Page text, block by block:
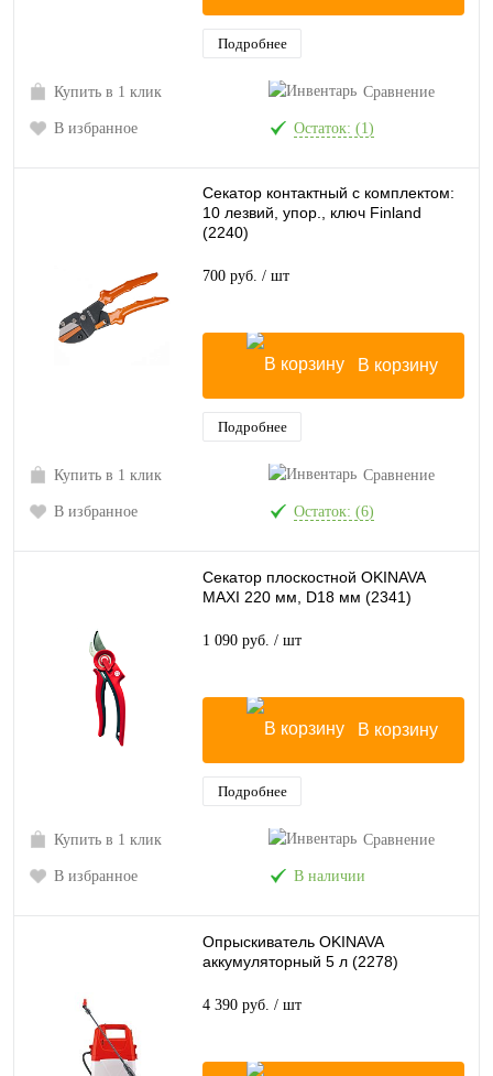
Подробнее
Купить в 1 клик Сравнение
В избранное Остаток: (1)
Секатор контактный с комплектом:
10 лезвий, упор., ключ Finland
(2240)
700 руб. / шт
В корзину
Подробнее
Купить в 1 клик Сравнение
В избранное Остаток: (6)
Секатор плоскостной OKINAVA
MAXI 220 мм, D18 мм (2341)
1 090 руб. / шт
В корзину
Подробнее
Купить в 1 клик Сравнение
В избранное В наличии
Опрыскиватель OKINAVA
аккумуляторный 5 л (2278)
4 390 руб. / шт